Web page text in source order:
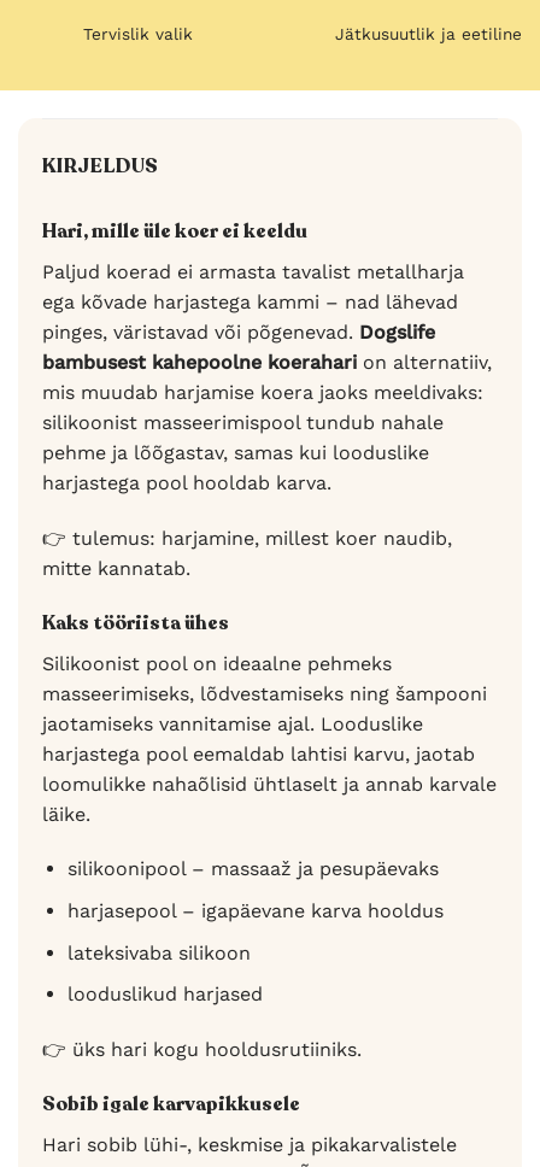
Tervislik valik Jätkusuutlik ja eetiline
KIRJELDUS
Hari, mille üle koer ei keeldu
Paljud koerad ei armasta tavalist metallharja
ega kõvade harjastega kammi – nad lähevad
pinges, väristavad või põgenevad. Dogslife
bambusest kahepoolne koerahari on alternatiiv,
mis muudab harjamise koera jaoks meeldivaks:
silikoonist masseerimispool tundub naha­le
pehme ja lõõgastav, samas kui looduslike
harjastega pool hooldab karva.
👉 tulemus: harjamine, millest koer naudib,
mitte kannatab.
Kaks tööriista ühes
Silikoonist pool on ideaalne pehmeks
masseerimiseks, lõdvestamiseks ning šampooni
jaotamiseks vannitamise ajal. Looduslike
harjastega pool eemaldab lahtisi karvu, jaotab
loomulikke nahaõlisid ühtlaselt ja annab karvale
läike.
silikoonipool – massaaž ja pesupäevaks
harjasepool – igapäevane karva hooldus
lateksivaba silikoon
looduslikud harjased
👉 üks hari kogu hooldusrutiiniks.
Sobib igale karvapikkusele
Hari sobib lühi-, keskmise ja pikakarvalistele